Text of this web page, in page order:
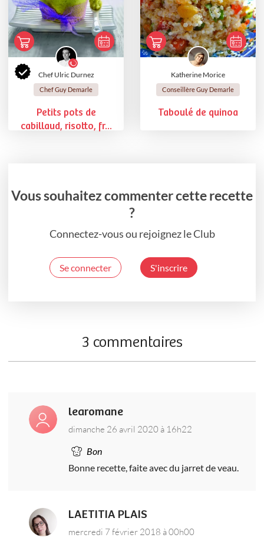
Chef Ulric Durnez
Chef Guy Demarle
Petits pots de
cabillaud, risotto, fr...
Katherine Morice
Conseillère Guy Demarle
Taboulé de quinoa
Vous souhaitez commenter cette recette
?
Connectez-vous ou rejoignez le Club
Se connecter S'inscrire
3 commentaires
learomane
dimanche 26 avril 2020 à 16h22
Bon
Bonne recette, faite avec du jarret de veau.
LAETITIA PLAIS
mercredi 7 février 2018 à 00h00